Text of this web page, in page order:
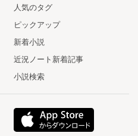
人気のタグ
ピックアップ
新着小説
近況ノート新着記事
小説検索